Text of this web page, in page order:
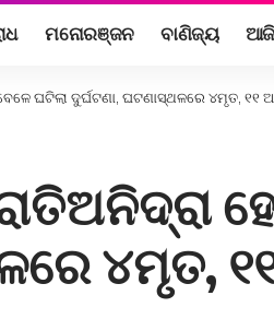
ମନୋରଞ୍ଜନ ବାଣିଜ୍ୟ
ଘଟିଲା ଦୁର୍ଘଟଣା, ଘଟଣାସ୍ଥଳରେ ୪ମୃତ, ୧୧
୪ମୃତ,